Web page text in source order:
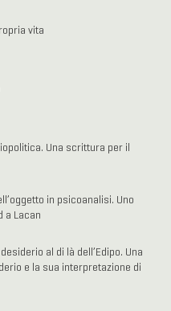
vita
Una scrittura per il
in psicoanalisi. Uno
a Lacan
al di là dell’Edipo. Una
e la sua interpretazione di